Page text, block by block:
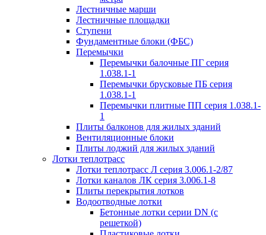
Лестничные марши
Лестничные площадки
Ступени
Фундаментные блоки (ФБС)
Перемычки
Перемычки балочные ПГ серия
1.038.1-1
Перемычки брусковые ПБ серия
1.038.1-1
Перемычки плитные ПП серия 1.038.1-
1
Плиты балконов для жилых зданий
Вентиляционные блоки
Плиты лоджий для жилых зданий
Лотки теплотрасс
Лотки теплотрасс Л серия 3.006.1-2/87
Лотки каналов ЛК серия 3.006.1-8
Плиты перекрытия лотков
Водоотводные лотки
Бетонные лотки серии DN (с
решеткой)